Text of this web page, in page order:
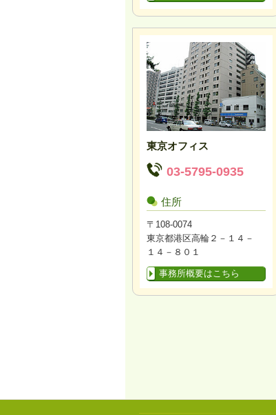
東京オフィス
03-5795-0935
住所
〒108-0074
東京都港区高輪２－１４－
１４－８０１
事務所概要はこちら